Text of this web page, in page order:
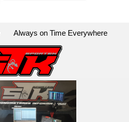
Always on Time Everywhere